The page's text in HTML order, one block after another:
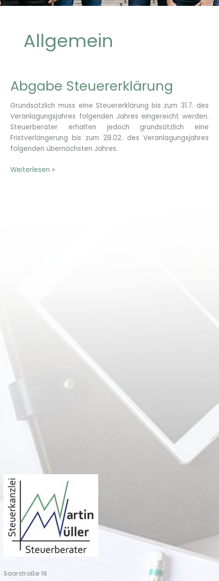
Saarstraße 19
Allgemein
Abgabe Steuererklärung
Grundsätzlich muss eine Steuererklärung bis zum 31.7. des
Veranlagungsjahres folgenden Jahres eingereicht werden.
Steuerberater erhalten jedoch grundsätzlich eine
Fristverlängerung bis zum 28.02. des Veranlagungsjahres
folgenden übernächsten Jahres.
Abgabe
Weiterlesen »